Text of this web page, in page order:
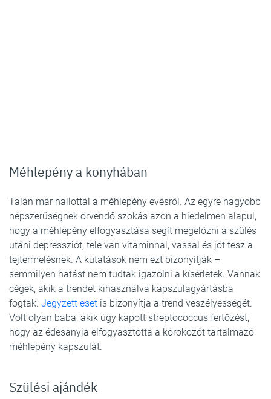
Méhlepény a konyhában
Talán már hallottál a méhlepény evésről. Az egyre nagyobb
népszerűségnek örvendő szokás azon a hiedelmen alapul,
hogy a méhlepény elfogyasztása segít megelőzni a szülés
utáni depressziót, tele van vitaminnal, vassal és jót tesz a
tejtermelésnek. A kutatások nem ezt bizonyítják –
semmilyen hatást nem tudtak igazolni a kísérletek. Vannak
cégek, akik a trendet kihasználva kapszulagyártásba
fogtak. Jegyzett eset is bizonyítja a trend veszélyességét.
Volt olyan baba, akik úgy kapott streptococcus fertőzést,
hogy az édesanyja elfogyasztotta a kórokozót tartalmazó
méhlepény kapszulát.
Szülési ajándék